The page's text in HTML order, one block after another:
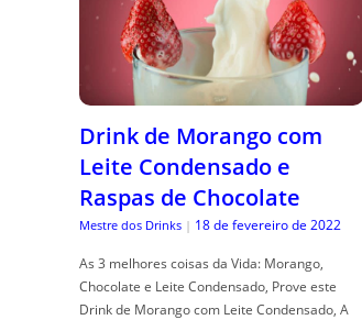
Drink de Morango com
Leite Condensado e
Raspas de Chocolate
Mestre dos Drinks | 18 de fevereiro de 2022
As 3 melhores coisas da Vida: Morango,
Chocolate e Leite Condensado, Prove este
Drink de Morango com Leite Condensado, A